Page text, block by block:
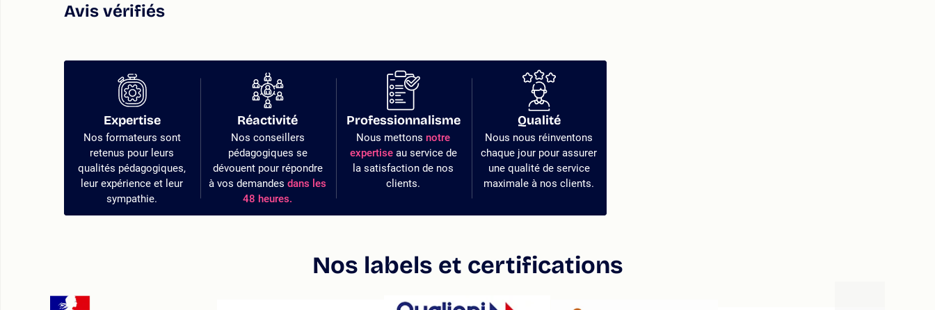
Avis vérifiés
Expertise
Nos formateurs sont
retenus pour leurs
qualités pédagogiques,
leur expérience et leur
sympathie.
Réactivité
Nos conseillers
pédagogiques se
dévouent pour répondre
à vos demandes dans les
48 heures.
Professionnalisme
Nous mettons notre
expertiseau service de
la satisfaction de nos
clients.
Qualité
Nous nous réinventons
chaque jour pour assurer
une qualité de service
maximale à nos clients.
Nos labels et certifications